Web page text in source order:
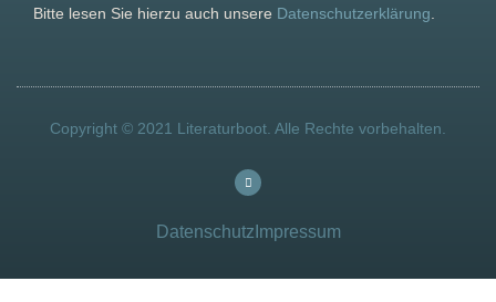
Bitte lesen Sie hierzu auch unsere Datenschutzerklärung.
Copyright © 2021 Literaturboot. Alle Rechte vorbehalten.
Datenschutz Impressum